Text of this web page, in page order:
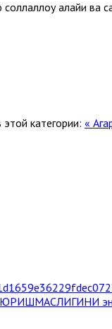
соллаллоҳу алайҳи ва
категории: «
энг